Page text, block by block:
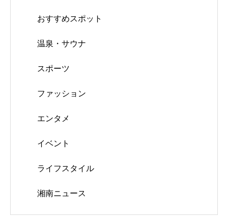
おすすめスポット
温泉・サウナ
スポーツ
ファッション
エンタメ
イベント
ライフスタイル
湘南ニュース